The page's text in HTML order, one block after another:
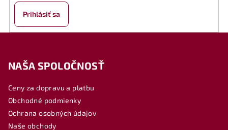
Prihlásiť sa
NAŠA SPOLOČNOSŤ
Ceny za dopravu a platbu
Obchodné podmienky
Ochrana osobných údajov
Naše obchody